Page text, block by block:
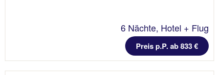
6 Nächte, Hotel + Flug
Preis p.P. ab 833 €